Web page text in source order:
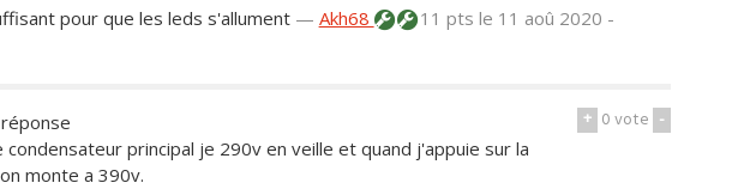
pour que les leds s'allument — Akh68 11 pts le 11 aoû 2020 -
+ 0vote -
condensateur principal je 290v en veille et quand j'appuie sur la
monte a 390v.